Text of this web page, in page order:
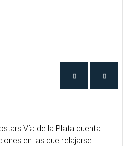
Vía de la Plata cuenta
en las que relajarse